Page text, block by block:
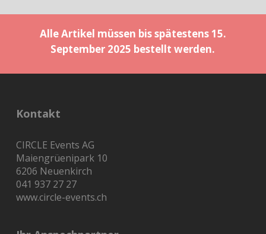
Alle Artikel müssen bis spätestens 15.
September 2025 bestellt werden.
Kontakt
CIRCLE Events AG
Maiengrüenipark 10
6206 Neuenkirch
041 937 27 27
www.circle-events.ch